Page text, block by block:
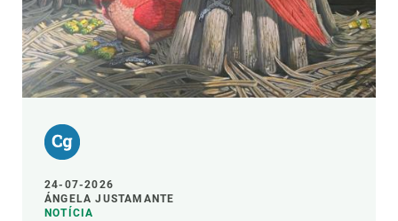
24-07-2026
ÁNGELA JUSTAMANTE
NOTÍCIA